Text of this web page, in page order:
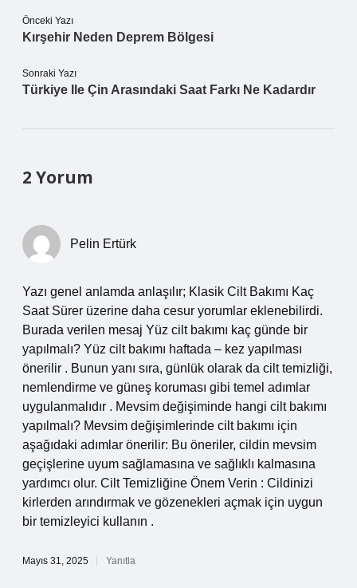
Önceki Yazı
Kırşehir Neden Deprem Bölgesi
Sonraki Yazı
Türkiye Ile Çin Arasındaki Saat Farkı Ne Kadardır
2 Yorum
Pelin Ertürk
Yazı genel anlamda anlaşılır; Klasik Cilt Bakımı Kaç
Saat Sürer üzerine daha cesur yorumlar eklenebilirdi.
Burada verilen mesaj Yüz cilt bakımı kaç günde bir
yapılmalı? Yüz cilt bakımı haftada – kez yapılması
önerilir . Bunun yanı sıra, günlük olarak da cilt temizliği,
nemlendirme ve güneş koruması gibi temel adımlar
uygulanmalıdır . Mevsim değişiminde hangi cilt bakımı
yapılmalı? Mevsim değişimlerinde cilt bakımı için
aşağıdaki adımlar önerilir: Bu öneriler, cildin mevsim
geçişlerine uyum sağlamasına ve sağlıklı kalmasına
yardımcı olur. Cilt Temizliğine Önem Verin : Cildinizi
kirlerden arındırmak ve gözenekleri açmak için uygun
bir temizleyici kullanın .
Mayıs 31, 2025 Yanıtla